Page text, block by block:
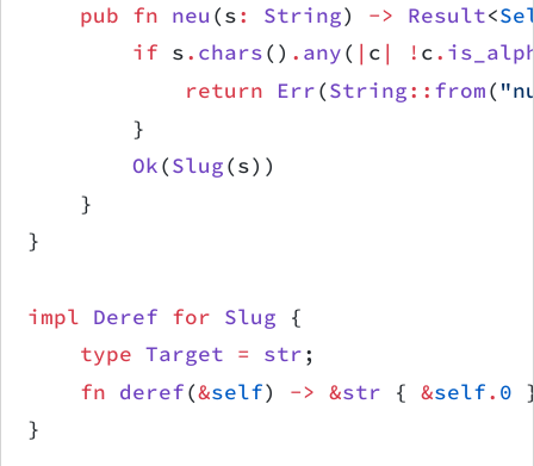
    pub
fn neu (s: String) -> Result<
        if
s. chars() . any( | c | ! c.
            return
Err(String:: from(
        }
        Ok
(Slug(s))
    }
}
impl Deref for Slug {
    type
Target = str;
    fn
deref(&self) -> &str { &self. 0
}